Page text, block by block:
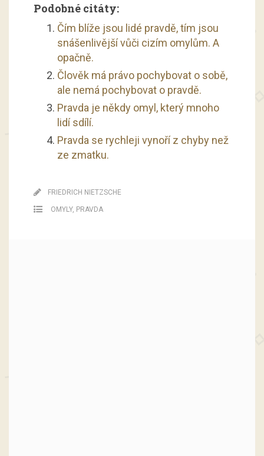
Podobné citáty:
Čím blíže jsou lidé pravdě, tím jsou
snášenlivější vůči cizím omylům. A
opačně.
Člověk má právo pochybovat o sobě,
ale nemá pochybovat o pravdě.
Pravda je někdy omyl, který mnoho
lidí sdílí.
Pravda se rychleji vynoří z chyby než
ze zmatku.
FRIEDRICH NIETZSCHE
OMYLY, PRAVDA